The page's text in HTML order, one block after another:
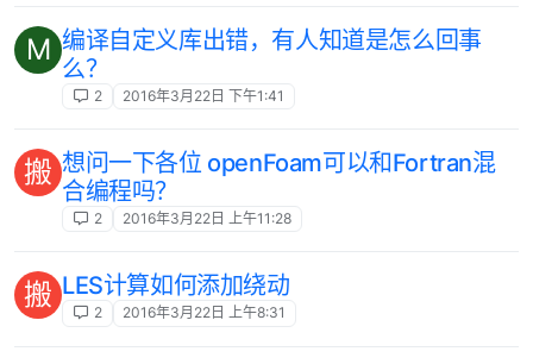
M 编译自定义库出错，有人知道是怎么回事
么？
2 2016年3月22日 下午1:41
搬 想问一下各位 openFoam可以和Fortran混
合编程吗？
2 2016年3月22日 上午11:28
搬 LES计算如何添加绕动
2 2016年3月22日 上午8:31